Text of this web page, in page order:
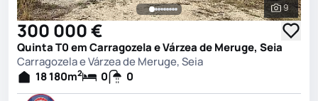
Ver
9
300 000 €
Quinta T0 em Carragozela e Várzea de Meruge, Seia
Carragozela e Várzea de Meruge, Seia
18 180m2 0 0